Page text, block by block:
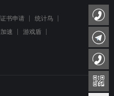
书申请
统计鸟
速
游戏盾